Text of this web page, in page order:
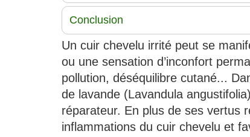
Conclusion
Un cuir chevelu irrité peut se
ou une sensation d’inconfort
pollution, déséquilibre cutané...
de lavande (Lavandula
réparateur. En plus de ses vertus
inflammations du cuir chevelu et